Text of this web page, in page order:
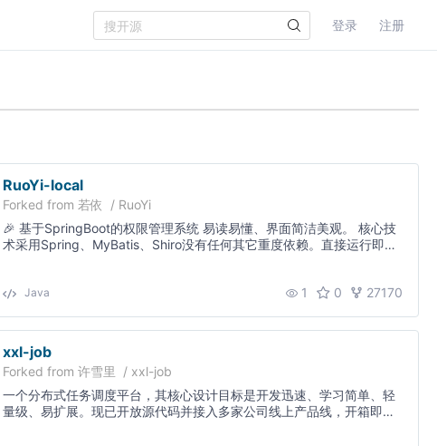
登录 注册
RuoYi-local
Forked from 若依 / RuoYi
🎉 基于SpringBoot的权限管理系统 易读易懂、界面简洁美观。 核心技
术采用Spring、MyBatis、Shiro没有任何其它重度依赖。直接运行即可
Java 1 0 27170
xxl-job
Forked from 许雪里 / xxl-job
一个分布式任务调度平台，其核心设计目标是开发迅速、学习简单、轻
量级、易扩展。现已开放源代码并接入多家公司线上产品线，开箱即